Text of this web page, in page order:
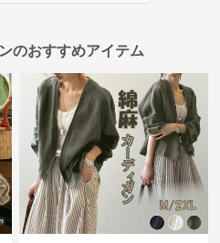
のおすすめアイテム